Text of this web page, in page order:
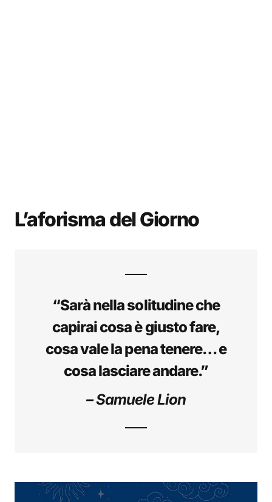
L’aforisma del Giorno
“Sarà nella solitudine che
capirai cosa è giusto fare,
cosa vale la pena tenere… e
cosa lasciare andare.”
– Samuele Lion